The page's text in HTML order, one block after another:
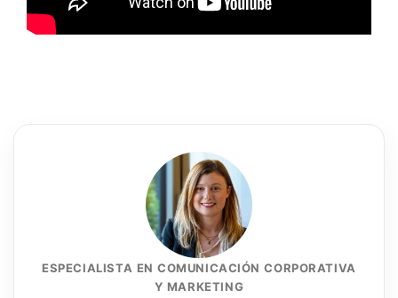
ESPECIALISTA EN COMUNICACIÓN CORPORATIVA
Y MARKETING